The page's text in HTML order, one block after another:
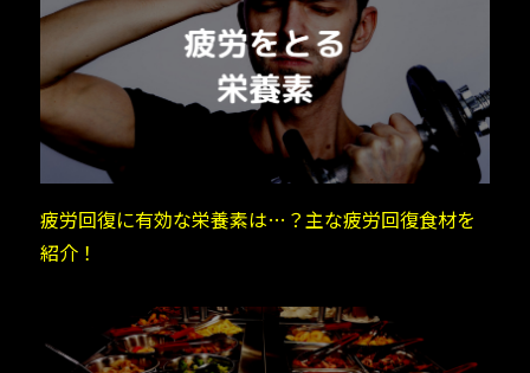
疲労回復に有効な栄養素は…？主な疲労回復食材を
紹介！